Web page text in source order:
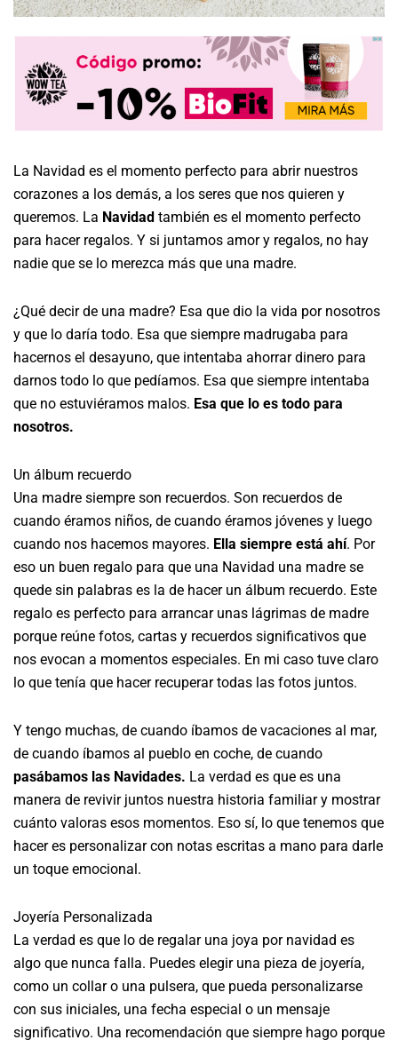
La Navidad es el momento perfecto para abrir nuestros
corazones a los demás, a los seres que nos quieren y
queremos. La Navidad también es el momento perfecto
para hacer regalos. Y si juntamos amor y regalos, no hay
nadie que se lo merezca más que una madre.
¿Qué decir de una madre? Esa que dio la vida por nosotros
y que lo daría todo. Esa que siempre madrugaba para
hacernos el desayuno, que intentaba ahorrar dinero para
darnos todo lo que pedíamos. Esa que siempre intentaba
que no estuviéramos malos. Esa que lo es todo para
nosotros.
Un álbum recuerdo
Una madre siempre son recuerdos. Son recuerdos de
cuando éramos niños, de cuando éramos jóvenes y luego
cuando nos hacemos mayores. Ella siempre está ahí. Por
eso un buen regalo para que una Navidad una madre se
quede sin palabras es la de hacer un álbum recuerdo. Este
regalo es perfecto para arrancar unas lágrimas de madre
porque reúne fotos, cartas y recuerdos significativos que
nos evocan a momentos especiales. En mi caso tuve claro
lo que tenía que hacer recuperar todas las fotos juntos.
Y tengo muchas, de cuando íbamos de vacaciones al mar,
de cuando íbamos al pueblo en coche, de cuando
pasábamos las Navidades. La verdad es que es una
manera de revivir juntos nuestra historia familiar y mostrar
cuánto valoras esos momentos. Eso sí, lo que tenemos que
hacer es personalizar con notas escritas a mano para darle
un toque emocional.
Joyería Personalizada
La verdad es que lo de regalar una joya por navidad es
algo que nunca falla. Puedes elegir una pieza de joyería,
como un collar o una pulsera, que pueda personalizarse
con sus iniciales, una fecha especial o un mensaje
significativo. Una recomendación que siempre hago porque